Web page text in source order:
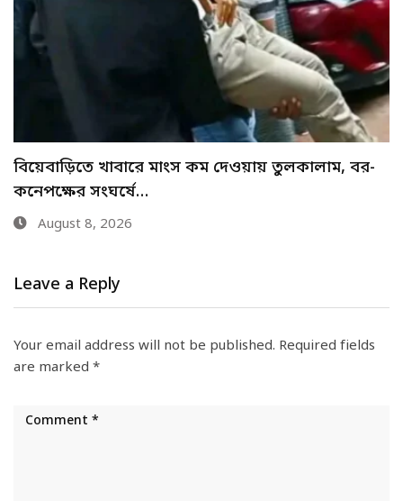
যে ৩ উপায়ে জানা যাবে এসএসসির ফল
August 8, 2026
Leave a Reply
Your email address will not be published. Required fields
are marked *